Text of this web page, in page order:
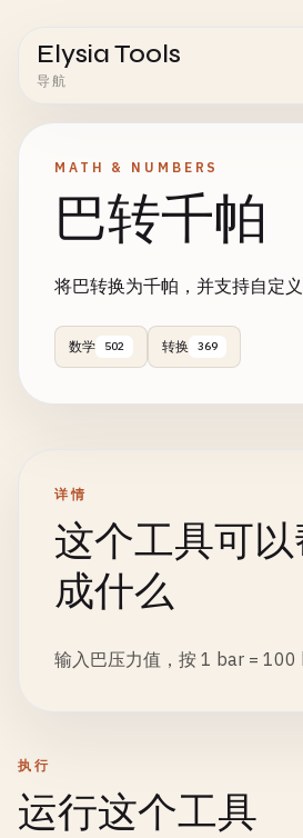
Elysia Tools
导航
MATH & NUMBERS
巴转千帕
将巴转换为千帕，并支持自定
数学 502 转换 369
详情
这个工具可
成什么
输入巴压力值，按 1 bar = 100
执行
运行这个工具